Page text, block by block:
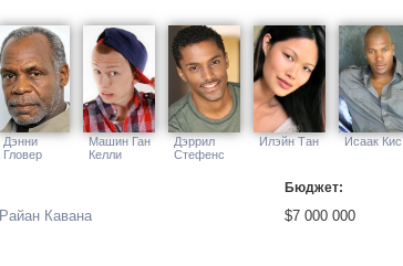
Дэнни
Гловер
Машин Ган
Келли
Дэррил
Стефенс
Илэйн Тан Исаак Кис
Райан Кавана
Бюджет:
$7 000 000